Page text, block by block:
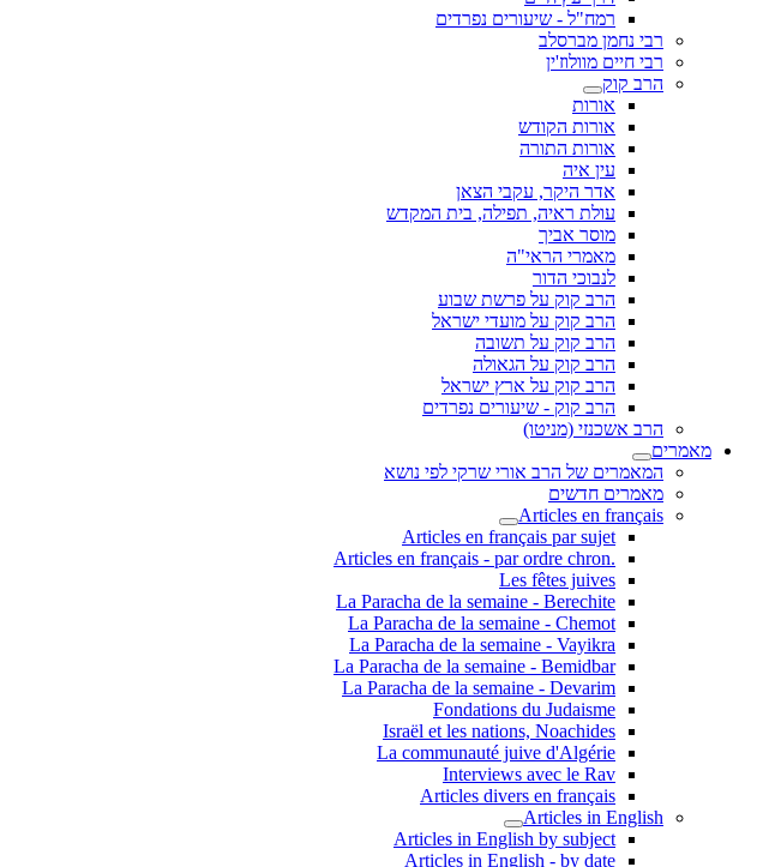
רמח"ל - שיעורים נפרדים
רבי נחמן מברסלב
רבי חיים מוולוז'ין
הרב קוק
אורות
אורות הקודש
אורות התורה
עין איה
אדר היקר, עקבי הצאן
עולת ראיה, תפילה, בית המקדש
מוסר אביך
מאמרי הראי"ה
לנבוכי הדור
הרב קוק על פרשת שבוע
הרב קוק על מועדי ישראל
הרב קוק על תשובה
הרב קוק על הגאולה
הרב קוק על ארץ ישראל
הרב קוק - שיעורים נפרדים
הרב אשכנזי (מניטו)
מאמרים
המאמרים של הרב אורי שרקי לפי נושא
מאמרים חדשים
Articles en français
Articles en français par sujet
.Articles en français - par ordre chron
Les fêtes juives
La Paracha de la semaine - Berechite
La Paracha de la semaine - Chemot
La Paracha de la semaine - Vayikra
La Paracha de la semaine - Bemidbar
La Paracha de la semaine - Devarim
Fondations du Judaisme
Israël et les nations, Noachides
La communauté juive d'Algérie
Interviews avec le Rav
Articles divers en français
Articles in English
Articles in English by subject
Articles in English - by date